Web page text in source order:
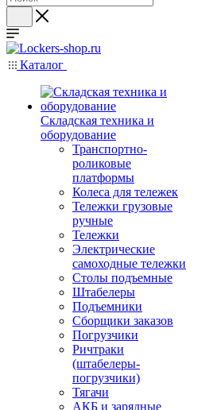
Каталог
Складская техника и
оборудование
Транспортно-
роликовые
платформы
Колеса для тележек
Тележки грузовые
ручные
Тележки
Электрические
самоходные тележки
Столы подъемные
Штабелеры
Подъемники
Сборщики заказов
Погрузчики
Ричтраки
(штабелеры-
погрузчики)
Тягачи
АКБ и зарядные